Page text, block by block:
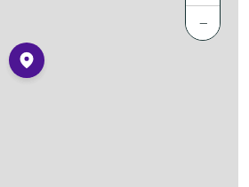
−